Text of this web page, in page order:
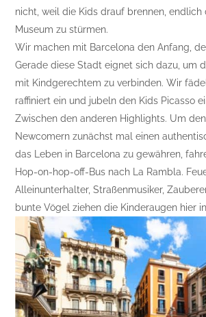
nicht, weil die Kids drauf brennen, endlich
Museum zu stürmen.
Wir machen mit Barcelona den Anfang,
Gerade diese Stadt eignet sich dazu, um
mit Kindgerechtem zu verbinden. Wir
raffiniert ein und jubeln den Kids Picasso
Zwischen den anderen Highlights. Um
Newcomern zunächst mal einen
das Leben in Barcelona zu gewähren,
Hop-on-hop-off-Bus nach La Rambla.
Alleinunterhalter, Straßenmusiker,
bunte Vögel ziehen die Kinderaugen hier